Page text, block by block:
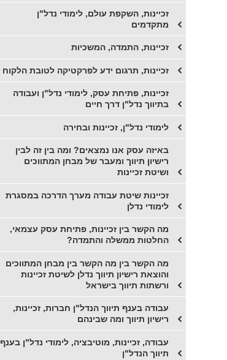
זכיינות, השקפת עולם, לימודי נדל"ן
מתקדמים
זכיינות, התמדה, המשכיות
זכיינות, תרגום ידע לפרקטיקה לטובת הלקוח
זכיינות, פתיחת עסק, לימודי נדל"ן ועבודה
בתיווך נדל"ן דרך חיים
לימודי נדל"ן, זכיינות ובחירה
​באיזה עסק אנו נמצאים? ומה בין זה לבין
רישיון תיווך ומעבר של מבחן המתווכים
ושיטת זכיינות
זכיינות שיטת עבודה מערך הדרכה במסגרת
לימודי נדלן
מה הקשר בין זכיינות, פתיחת עסק עצמאי,
החלטות ממשלה והתמדה?
מה הקשר בין מה הקשר בין מבחן המתווכים
והוצאת רישיון תיווך נדלן לשיטת זכיינות
ורשתות תיווך בישראל
עבודה בענף תיווך הנדל"ן חברות, זכיינות,
רישיון תיווך ומה שבינהם
עבודה, זכיינות, מוטיבציה, לימודי נדל"ן בענף
תיווך הנדל"ן